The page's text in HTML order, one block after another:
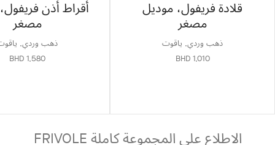
قلادة فريفول، موديل
مصغر
ذهب وردي, ياقوت
BHD 1,010
أقراط أذن
مصغر
ذهب وردي,
BHD 1,580
الاطلاع على المجموعة كاملة FRIVOLE